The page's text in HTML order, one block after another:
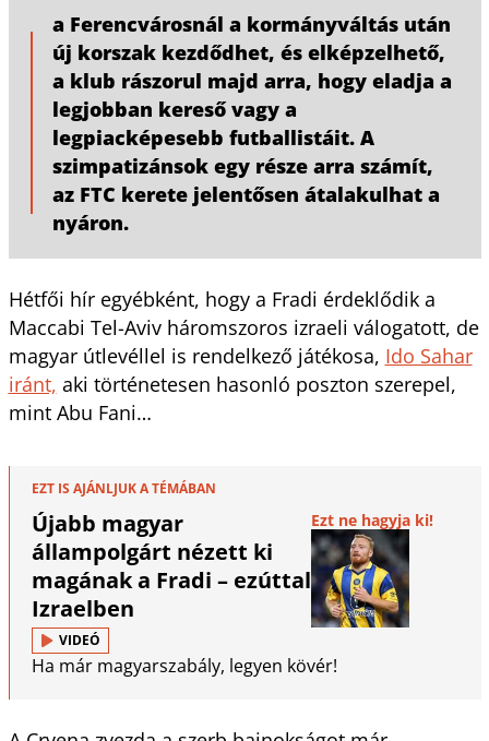
a Ferencvárosnál a kormányváltás után
új korszak kezdődhet, és elképzelhető,
a klub rászorul majd arra, hogy eladja a
legjobban kereső vagy a
legpiacképesebb futballistáit. A
szimpatizánsok egy része arra számít,
az FTC kerete jelentősen átalakulhat a
nyáron.
Hétfői hír egyébként, hogy a Fradi érdeklődik a
Maccabi Tel-Aviv háromszoros izraeli válogatott, de
magyar útlevéllel is rendelkező játékosa, Ido Sahar
iránt, aki történetesen hasonló poszton szerepel,
mint Abu Fani…
EZT IS AJÁNLJUK A TÉMÁBAN
Újabb magyar
állampolgárt nézett ki
magának a Fradi – ezúttal
Izraelben
Ezt ne hagyja ki!
VIDEÓ
Ha már magyarszabály, legyen kövér!